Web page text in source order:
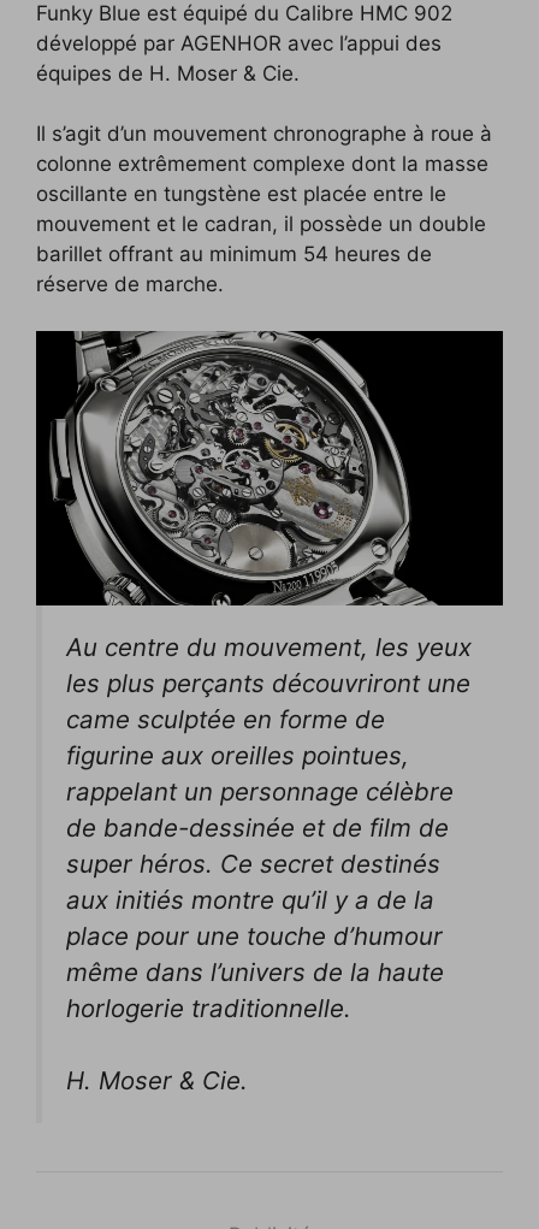
Funky Blue est équipé du Calibre HMC 902
développé par AGENHOR avec l’appui des
équipes de H. Moser & Cie.
Il s’agit d’un mouvement chronographe à roue à
colonne extrêmement complexe dont la masse
oscillante en tungstène est placée entre le
mouvement et le cadran, il possède un double
barillet offrant au minimum 54 heures de
réserve de marche.
Au centre du mouvement, les yeux
les plus perçants découvriront une
came sculptée en forme de
figurine aux oreilles pointues,
rappelant un personnage célèbre
de bande-dessinée et de film de
super héros. Ce secret destinés
aux initiés montre qu’il y a de la
place pour une touche d’humour
même dans l’univers de la haute
horlogerie traditionnelle.
H. Moser & Cie.